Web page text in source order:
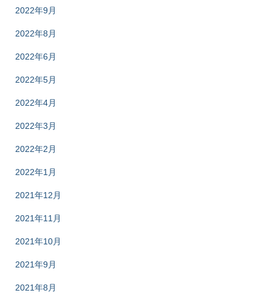
2022年9月
2022年8月
2022年6月
2022年5月
2022年4月
2022年3月
2022年2月
2022年1月
2021年12月
2021年11月
2021年10月
2021年9月
2021年8月